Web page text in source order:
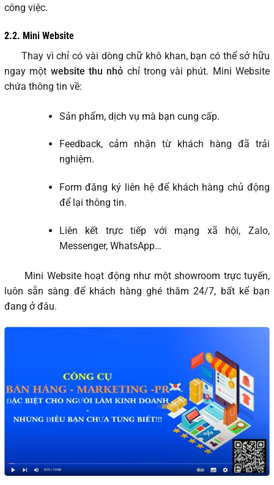
công việc.
2.2. Mini Website
Thay vì chỉ có vài dòng chữ khô khan, bạn có thể sở hữu
ngay một website thu nhỏ chỉ trong vài phút. Mini Website
chứa thông tin về:
Sản phẩm, dịch vụ mà bạn cung cấp.
Feedback, cảm nhận từ khách hàng đã trải
nghiệm.
Form đăng ký liên hệ để khách hàng chủ động
để lại thông tin.
Liên kết trực tiếp với mạng xã hội, Zalo,
Messenger, WhatsApp…
Mini Website hoạt động như một showroom trực tuyến,
luôn sẵn sàng để khách hàng ghé thăm 24/7, bất kể bạn
đang ở đâu.